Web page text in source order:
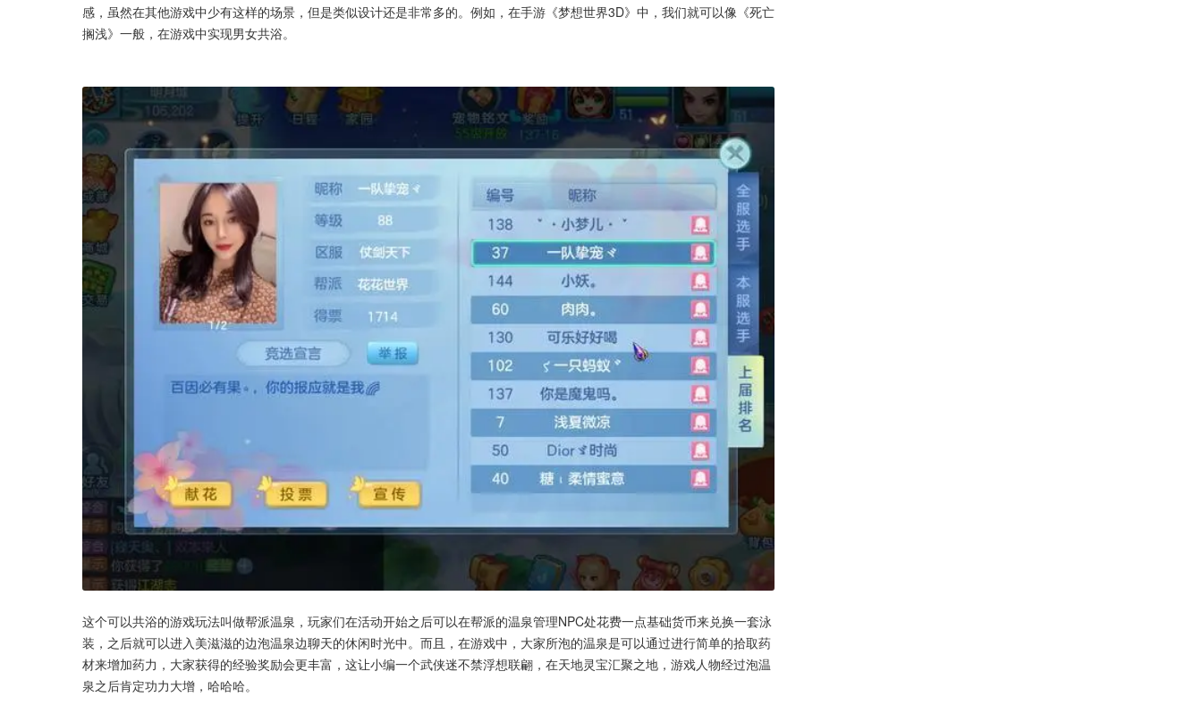
感，虽然在其他游戏中少有这样的场景，但是类似设计还是非常多的。例如，在手游《梦想世界3D》中，我们就可以像《死亡
搁浅》一般，在游戏中实现男女共浴。
这个可以共浴的游戏玩法叫做帮派温泉，玩家们在活动开始之后可以在帮派的温泉管理NPC处花费一点基础货币来兑换一套泳
装，之后就可以进入美滋滋的边泡温泉边聊天的休闲时光中。而且，在游戏中，大家所泡的温泉是可以通过进行简单的拾取药
材来增加药力，大家获得的经验奖励会更丰富，这让小编一个武侠迷不禁浮想联翩，在天地灵宝汇聚之地，游戏人物经过泡温
泉之后肯定功力大增，哈哈哈。